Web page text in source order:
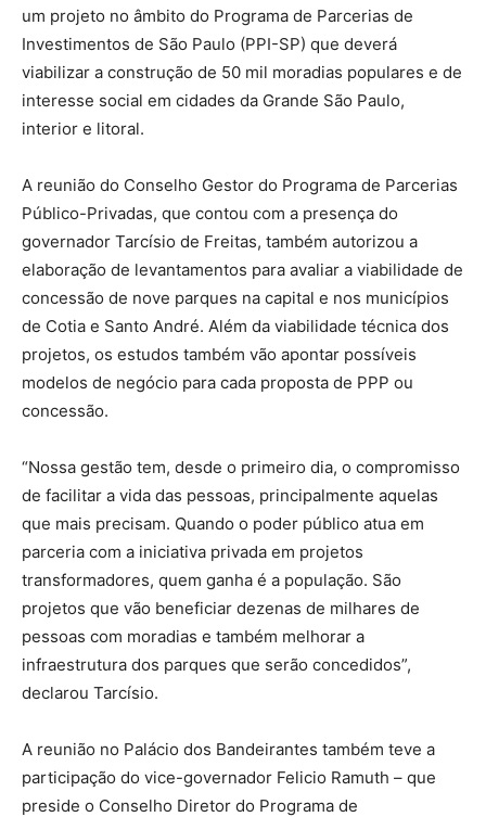
um projeto no âmbito do Programa de Parcerias de
Investimentos de São Paulo (PPI-SP) que deverá
viabilizar a construção de 50 mil moradias populares e de
interesse social em cidades da Grande São Paulo,
interior e litoral.
A reunião do Conselho Gestor do Programa de Parcerias
Público-Privadas, que contou com a presença do
governador Tarcísio de Freitas, também autorizou a
elaboração de levantamentos para avaliar a viabilidade de
concessão de nove parques na capital e nos municípios
de Cotia e Santo André. Além da viabilidade técnica dos
projetos, os estudos também vão apontar possíveis
modelos de negócio para cada proposta de PPP ou
concessão.
“Nossa gestão tem, desde o primeiro dia, o compromisso
de facilitar a vida das pessoas, principalmente aquelas
que mais precisam. Quando o poder público atua em
parceria com a iniciativa privada em projetos
transformadores, quem ganha é a população. São
projetos que vão beneficiar dezenas de milhares de
pessoas com moradias e também melhorar a
infraestrutura dos parques que serão concedidos”,
declarou Tarcísio.
A reunião no Palácio dos Bandeirantes também teve a
participação do vice-governador Felicio Ramuth – que
preside o Conselho Diretor do Programa de